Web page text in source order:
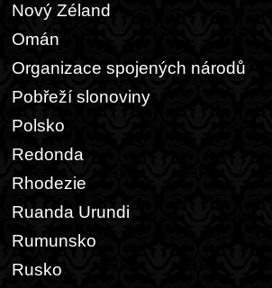
Nový Zéland
Omán
Organizace spojených národů
Pobřeží slonoviny
Polsko
Redonda
Rhodezie
Ruanda Urundi
Rumunsko
Rusko